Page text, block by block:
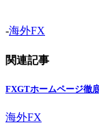
-海外FX
関連記事
FXGTホームページ徹
海外FX